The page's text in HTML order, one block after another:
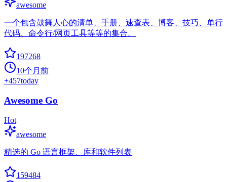
awesome
一个包含鼓舞人心的清单、手册、速查表、博客、技巧、单行
代码、命令行/网页工具等等的集合。
197268
10个月前
+457today
Awesome Go
Hot
awesome
精选的 Go 语言框架、库和软件列表
159484